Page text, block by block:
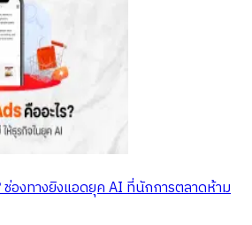
ช่องทางยิงแอดยุค AI ที่นักการตลาดห้าม